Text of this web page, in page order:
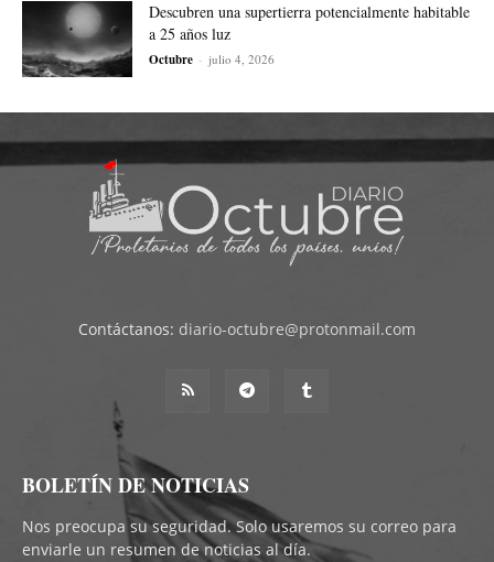
Descubren una supertierra potencialmente habitable
a 25 años luz
Octubre - julio 4, 2026
Contáctanos: diario-octubre@protonmail.com
BOLETÍN DE NOTICIAS
Nos preocupa su seguridad. Solo usaremos su correo para
enviarle un resumen de noticias al día.